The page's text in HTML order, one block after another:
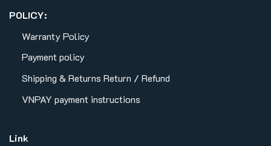
POLICY:
Warranty Policy
Payment policy
Shipping & Returns Return / Refund
VNPAY payment instructions
Link